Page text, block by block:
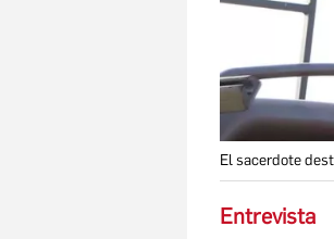
El sacerdote
Entrevista